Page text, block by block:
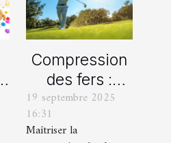
Compression
des fers :
comment
obtenir des
frappes plus
19 septembre 2025
16:31
Maîtriser la